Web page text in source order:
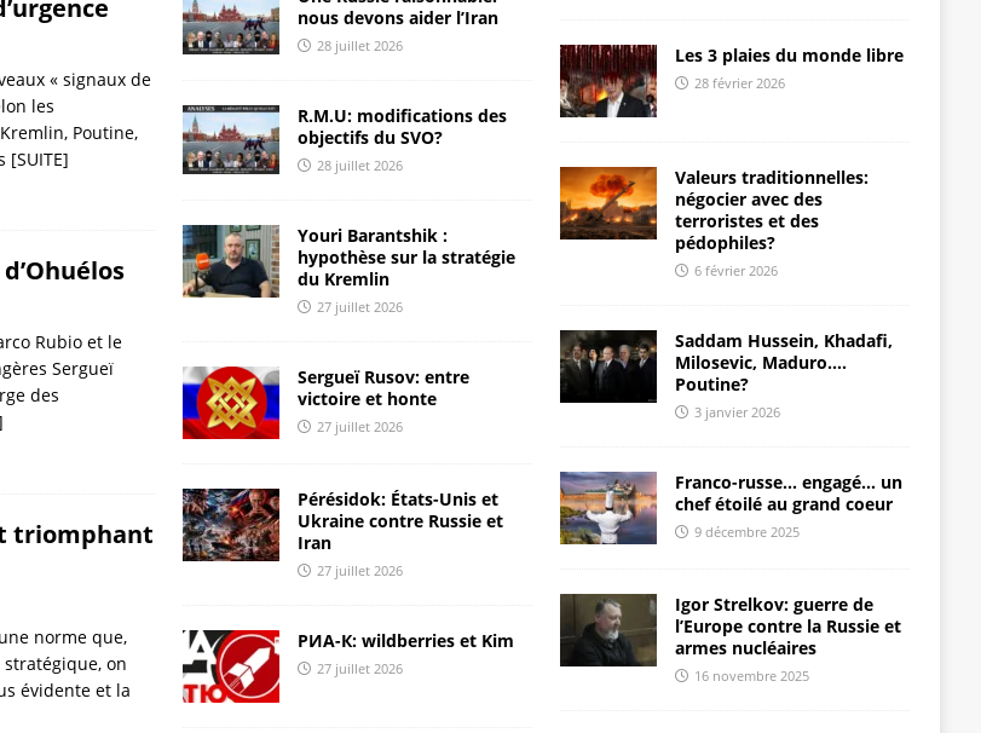
[ 25 juillet 2026 ] РИА-К: la piraterie de nouveau légalisée
[ 24 juillet 2026 ] Sergueï Rusov: l’esprit d’Ohuélos
ANALYSES & RÉACTIONS
[ 24 juillet 2026 ] Il est impératif de frapper à la source des
[ 23 juillet 2026 ]
diagnostic de l’économie russe ANALYSES & RÉACTIONS
Youri Barantshik : sur l’inflation en Russie
Une Russie raisonnable: nous devons aider
ANALYSES & RÉACTIONS
« signaux de
les
Poutine,
[SUITE]
Rubio et le
Sergueï
des
triomphant
norme que,
on
évidente et la
nous devons aider l’Iran
28 juillet 2026
R.M.U: modifications des
objectifs du SVO?
28 juillet 2026
Youri Barantshik :
hypothèse sur la stratégie
du Kremlin
27 juillet 2026
Sergueï Rusov: entre
victoire et honte
27 juillet 2026
Pérésidok: États-Unis et
Ukraine contre Russie et
Iran
27 juillet 2026
РИА-К: wildberries et Kim
27 juillet 2026
Les 3 plaies du monde libre
28 février 2026
Valeurs traditionnelles:
négocier avec des
terroristes et des
pédophiles?
6 février 2026
Saddam Hussein, Khadafi,
Milosevic, Maduro….
Poutine?
3 janvier 2026
Franco-russe… engagé… un
chef étoilé au grand coeur
9 décembre 2025
Igor Strelkov: guerre de
l’Europe contre la Russie et
armes nucléaires
16 novembre 2025